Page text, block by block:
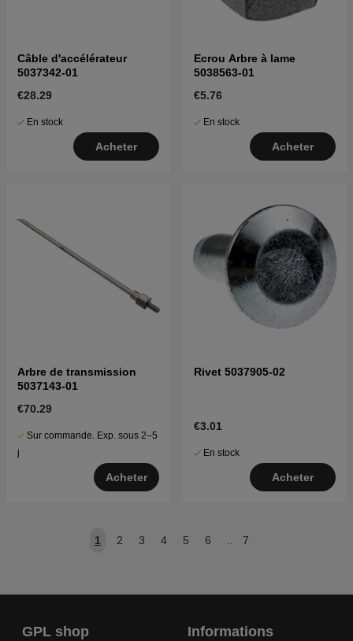
Câble d'accélérateur
5037342-01
€28.29
En stock
Acheter
Ecrou Arbre à lame
5038563-01
€5.76
En stock
Acheter
Arbre de transmission
5037143-01
€70.29
Sur commande. Exp. sous 2–5
j
Acheter
Rivet 5037905-02
€3.01
En stock
Acheter
1 2 3 4 5 6 .. 7
GPL shop Informations